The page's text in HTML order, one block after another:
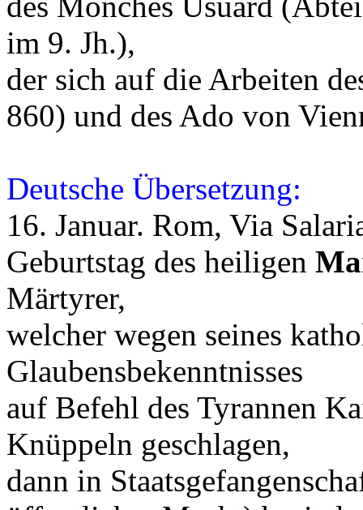
im 9. Jh.),
der sich auf die Arbeiten
860) und des Ado von
Deutsche Übersetzung:
16. Januar. Rom, Via
Geburtstag des heiligen
Märtyrer,
welcher wegen seines
Glaubensbekenntnisses
auf Befehl des Tyrannen
Knüppeln geschlagen,
dann in